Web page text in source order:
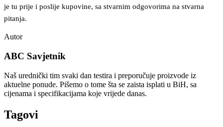
je tu prije i poslije kupovine, sa stvarnim odgovorima na stvarna
pitanja.
Autor
ABC Savjetnik
Naš urednički tim svaki dan testira i preporučuje proizvode iz
aktuelne ponude. Pišemo o tome šta se zaista isplati u BiH, sa
cijenama i specifikacijama koje vrijede danas.
Tagovi